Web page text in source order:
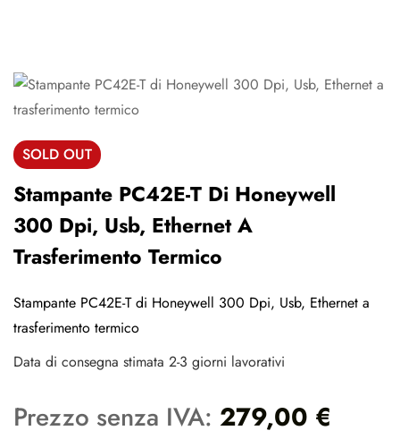
SOLD OUT
Stampante PC42E-T Di Honeywell
300 Dpi, Usb, Ethernet A
Trasferimento Termico
Stampante PC42E-T di Honeywell 300 Dpi, Usb, Ethernet a
trasferimento termico
Data di consegna stimata 2-3 giorni lavorativi
Prezzo senza IVA: 279,00 €